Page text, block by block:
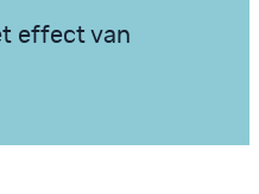
effect van